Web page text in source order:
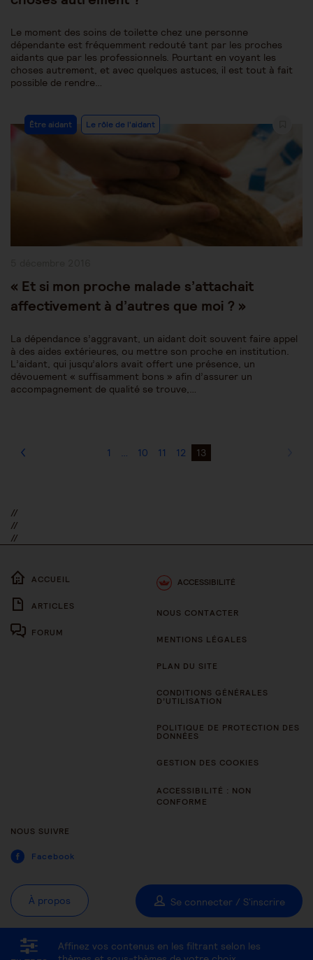
Affinez vos contenus en les filtrant selon les
Tous les thèmes Être aidant Être accompagné au quotidien
Le moment des soins de toilette chez une personne
dépendante est fréquemment redouté tant par les proches
aidants que par les professionnels. Pourtant en voyant les
choses autrement, et avec quelques astuces, il est tout à fait
possible de rendre…
Post
Category:
Être aidant Le rôle de l'aidant
« Et si mon proche malade s’attachait
affectivement à d’autres que moi ? »
La dépendance s’aggravant, un aidant doit souvent faire appel
à des aides extérieures, ou mettre son proche en institution.
L’aidant, qui jusqu’alors avait offert une présence, un
dévouement « suffisamment bons » afin d’assurer un
accompagnement de qualité se trouve,…
1 … 10 11 12 13
//
//
//
ACCUEIL
ARTICLES
FORUM
ACCESSIBILITÉ
NOUS CONTACTER
MENTIONS LÉGALES
PLAN DU SITE
CONDITIONS GÉNÉRALES
D’UTILISATION
POLITIQUE DE PROTECTION DES
DONNÉES
GESTION DES COOKIES
ACCESSIBILITÉ : NON
CONFORME
NOUS SUIVRE
Facebook
À propos Se connecter / S'inscrire